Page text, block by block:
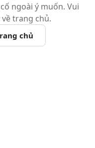
ngoài ý muốn. Vui
trang chủ.
chủ